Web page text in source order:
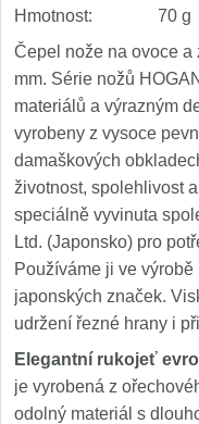
Hmotnost: 70 g
Čepel nože na ovoce
mm. Série nožů
materiálů a výrazným
vyrobeny z vysoce
damaškových
životnost, spolehlivost
speciálně vyvinuta
Ltd. (Japonsko) pro
Používáme ji ve
japonských značek.
udržení řezné hrany i
Elegantní rukojeť
je vyrobená z
odolný materiál s